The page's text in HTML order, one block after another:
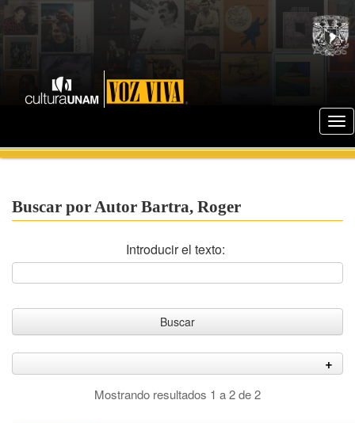
Buscar por Autor Bartra, Roger
Introducir el texto:
Mostrando resultados 1 a 2 de 2